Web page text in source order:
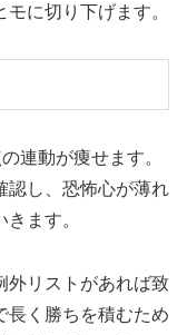
に切り下げます。
連動が痩せます。
認し、恐怖心が薄れ
ます。
外リストがあれば致
長く勝ちを積むため